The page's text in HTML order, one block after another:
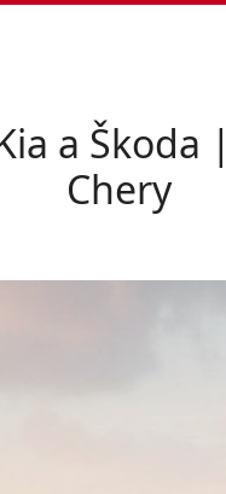
a
Chery